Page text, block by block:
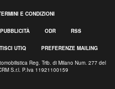
E CONDIZIONI
PUBBLICITÀ ODR RSS
UTIQ PREFERENZE MAILING
Reg. Trib. di Milano Num. 277 del
S.r.l. P.Iva 11921100159